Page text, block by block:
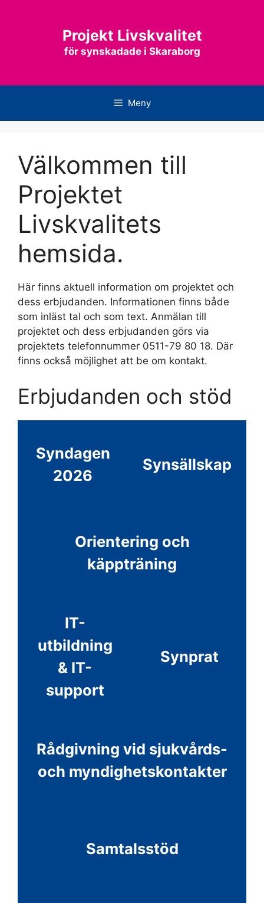
Projekt Livskvalitet
för synskadade i Skaraborg
Meny
Välkommen till
Projektet
Livskvalitets
hemsida.
Här finns aktuell information om projektet och
dess erbjudanden. Informationen finns både
som inläst tal och som text. Anmälan till
projektet och dess erbjudanden görs via
projektets telefonnummer 0511-79 80 18. Där
finns också möjlighet att be om kontakt.
Erbjudanden och stöd
Syndagen
2026
Synsällskap
Orientering och
käppträning
IT-
utbildning
& IT-
support
Synprat
Rådgivning vid sjukvårds-
och myndighetskontakter
Samtalsstöd